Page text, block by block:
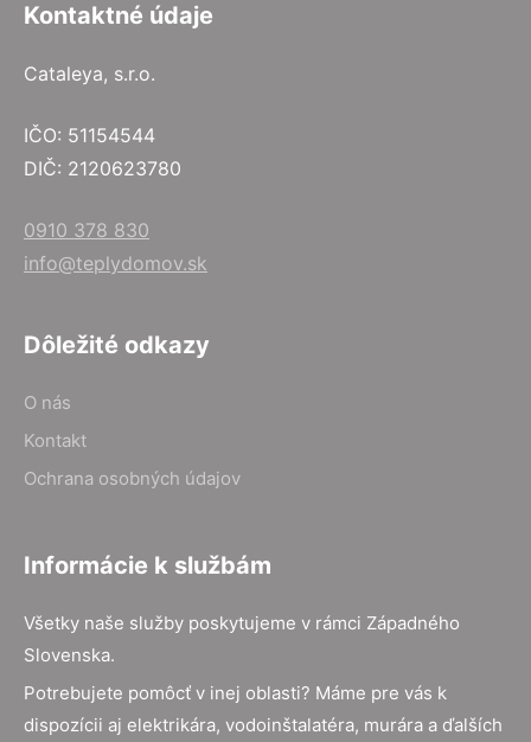
Kontaktné údaje
Cataleya, s.r.o.
IČO: 51154544
DIČ: 2120623780
0910 378 830
info@teplydomov.sk
Dôležité odkazy
O nás
Kontakt
Ochrana osobných údajov
Informácie k službám
Všetky naše služby poskytujeme v rámci Západného
Slovenska.
Potrebujete pomôcť v inej oblasti? Máme pre vás k
dispozícii aj elektrikára, vodoinštalatéra, murára a ďalších